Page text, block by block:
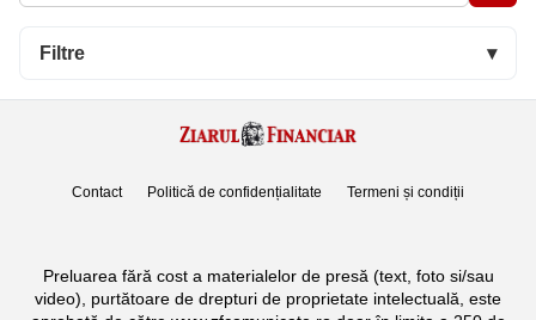
Filtre ▾
Contact Politică de confidențialitate Termeni și condiții
Preluarea fără cost a materialelor de presă (text, foto si/sau
video), purtătoare de drepturi de proprietate intelectuală, este